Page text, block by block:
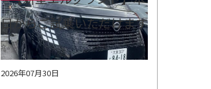
2026年07月30日